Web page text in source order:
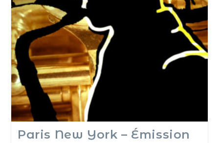
Paris New York – Émission